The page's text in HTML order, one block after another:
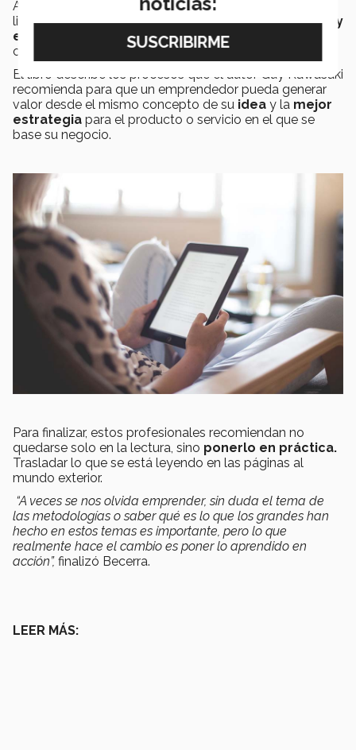
Ambos especialistas explicaron que el objetivo de este
libro es ayudar aemprender de una forma sencilla y
entendible
, sin acudir a complejas metodologías y
conceptos.
El libro describe los procesos que el autor Guy Kawasaki
recomienda para que un emprendedor pueda generar
valor desde el mismo concepto de su idea y la mejor
estrategia para el producto o servicio en el que se
base su negocio.
Para finalizar, estos profesionales recomiendan no
quedarse solo en la lectura, sino ponerlo en práctica.
Trasladar lo que se está leyendo en las páginas al
mundo exterior.
“A veces se nos olvida emprender, sin duda el tema de
las metodologías o saber qué es lo que los grandes han
hecho en estos temas es importante, pero lo que
realmente hace el cambio es poner lo aprendido en
acción”, finalizó Becerra.
LEER MÁS: